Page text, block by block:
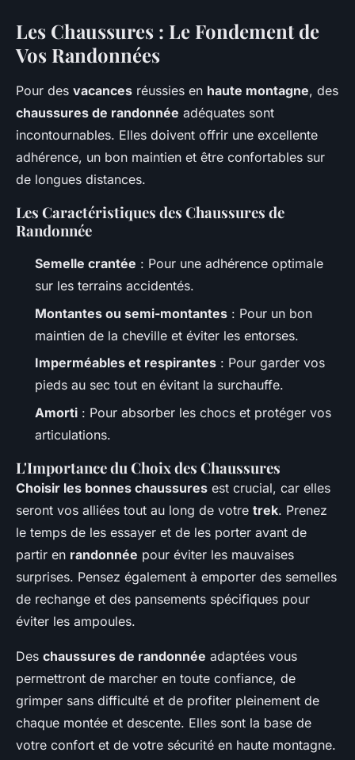
Les Chaussures : Le Fondement de
Vos Randonnées
Pour des vacances réussies en haute montagne, des
chaussures de randonnée adéquates sont
incontournables. Elles doivent offrir une excellente
adhérence, un bon maintien et être confortables sur
de longues distances.
Les Caractéristiques des Chaussures de
Randonnée
Semelle crantée : Pour une adhérence optimale
sur les terrains accidentés.
Montantes ou semi-montantes : Pour un bon
maintien de la cheville et éviter les entorses.
Imperméables et respirantes : Pour garder vos
pieds au sec tout en évitant la surchauffe.
Amorti : Pour absorber les chocs et protéger vos
articulations.
L'Importance du Choix des Chaussures
Choisir les bonnes chaussures est crucial, car elles
seront vos alliées tout au long de votre trek. Prenez
le temps de les essayer et de les porter avant de
partir en randonnée pour éviter les mauvaises
surprises. Pensez également à emporter des semelles
de rechange et des pansements spécifiques pour
éviter les ampoules.
Des chaussures de randonnée adaptées vous
permettront de marcher en toute confiance, de
grimper sans difficulté et de profiter pleinement de
chaque montée et descente. Elles sont la base de
votre confort et de votre sécurité en haute montagne.